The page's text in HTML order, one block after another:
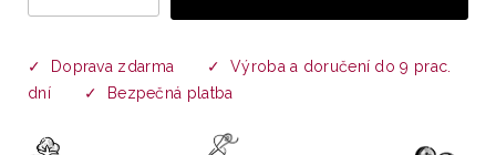
✓ Doprava zdarma ✓ Výroba a doručení do 9 prac.
dní ✓ Bezpečná platba